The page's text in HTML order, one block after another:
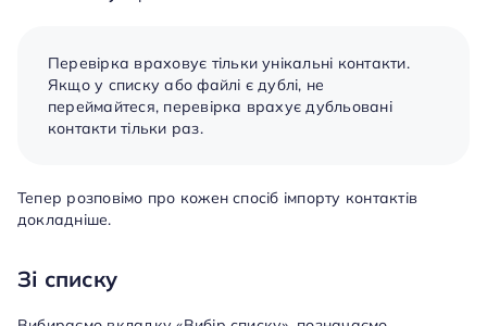
Перевірка враховує тільки унікальні контакти.
Якщо у списку або файлі є дублі, не
переймайтеся, перевірка врахує дубльовані
контакти тільки раз.
Тепер розповімо про кожен спосіб імпорту контактів
докладніше.
Зі списку